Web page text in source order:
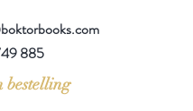
885
bestelling